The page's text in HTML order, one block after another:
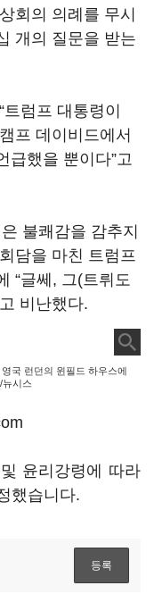
회의 의례를 무시
개의 질문을 받는
럼프 대통령이
프 데이비드에서
급했을 뿐이다”고
불쾌감을 감추지
담을 마친 트럼프
“글쎄, 그(트뤼도
비난했다.
국 런던의 윈필드 하우스에
뉴시스
윤리강령에 따라
했습니다.